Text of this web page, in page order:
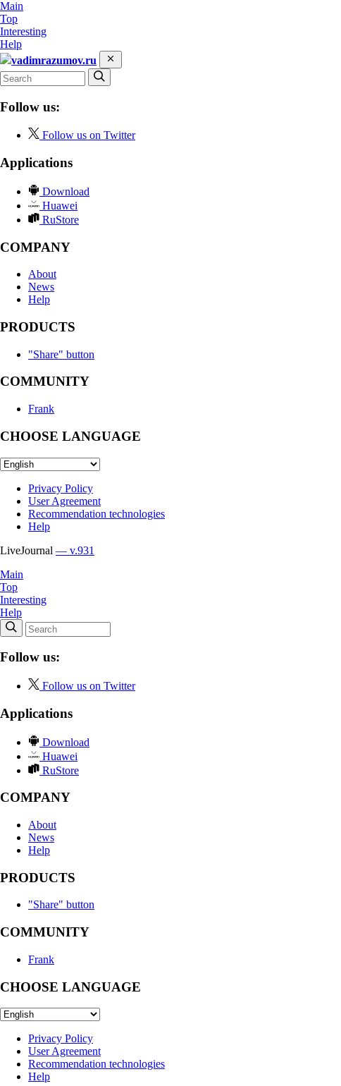
Main
Top
Interesting
Help
vadimrazumov.ru
Follow us:
Follow us on Twitter
Applications
Download
Huawei
RuStore
COMPANY
About
News
Help
PRODUCTS
"Share" button
COMMUNITY
Frank
CHOOSE LANGUAGE
Privacy Policy
User Agreement
Recommendation technologies
Help
LiveJournal — v.931
Main
Top
Interesting
Help
Follow us:
Follow us on Twitter
Applications
Download
Huawei
RuStore
COMPANY
About
News
Help
PRODUCTS
"Share" button
COMMUNITY
Frank
CHOOSE LANGUAGE
Privacy Policy
User Agreement
Recommendation technologies
Help